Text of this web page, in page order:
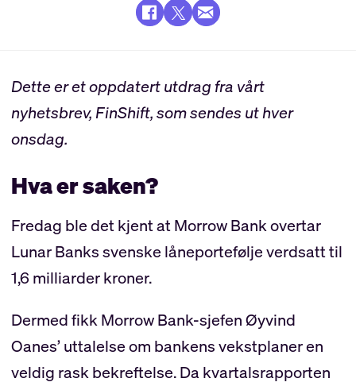
Dette er et oppdatert utdrag fra vårt
nyhetsbrev, FinShift, som sendes ut hver
onsdag.
Hva er saken?
Fredag ble det kjent at Morrow Bank overtar
Lunar Banks svenske låneportefølje verdsatt til
1,6 milliarder kroner.
Dermed fikk Morrow Bank-sjefen Øyvind
Oanes’ uttalelse om bankens vekstplaner en
veldig rask bekreftelse. Da kvartalsrapporten